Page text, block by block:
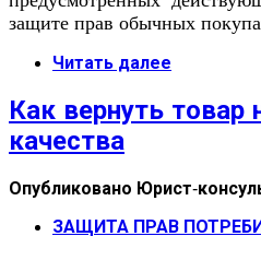
защите прав обычных
Читать далее
Как вернуть
качества
Опубликовано Юрист-
ЗАЩИТА ПРАВ